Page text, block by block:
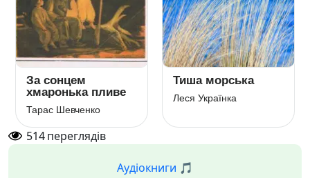
За сонцем
хмаронька пливе
Тарас Шевченко
Тиша морська
Леся Українка
514переглядів
Аудіокниги 🎵